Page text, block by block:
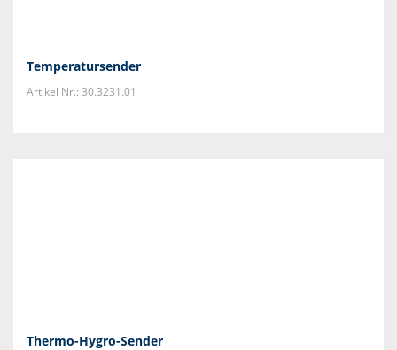
Temperatursender
Artikel Nr.: 30.3231.01
Thermo-Hygro-Sender